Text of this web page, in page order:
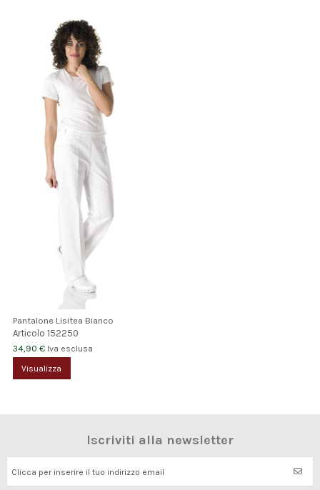
Pantalone Lisitea Bianco
Articolo 152250
34,90 € Iva esclusa
Visualizza
Iscriviti alla newsletter
Clicca per inserire il tuo indirizzo email